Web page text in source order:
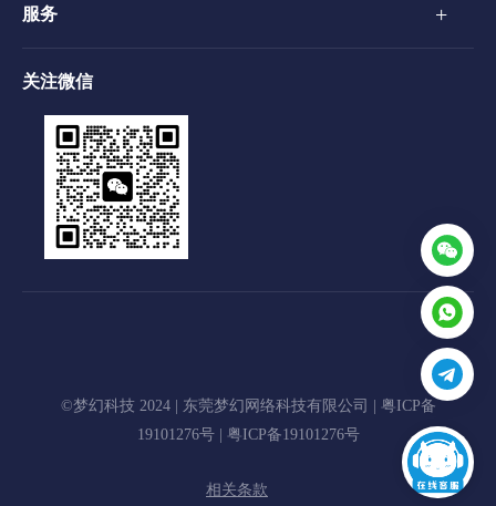
服务 +
关注微信
©梦幻科技 2024 | 东莞梦幻网络科技有限公司 | 粤ICP备
19101276号| 粤ICP备19101276号
相关条款